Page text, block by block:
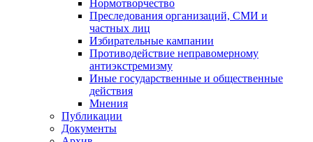
Нормотворчество
Преследования организаций, СМИ и
частных лиц
Избирательные кампании
Противодействие неправомерному
антиэкстремизму
Иные государственные и общественные
действия
Мнения
Публикации
Документы